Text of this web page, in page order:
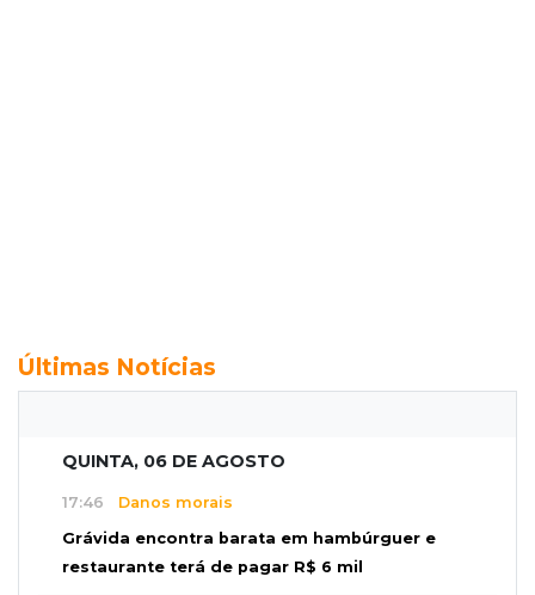
Últimas Notícias
QUINTA, 06 DE AGOSTO
17:46 Danos morais
Grávida encontra barata em hambúrguer e
restaurante terá de pagar R$ 6 mil